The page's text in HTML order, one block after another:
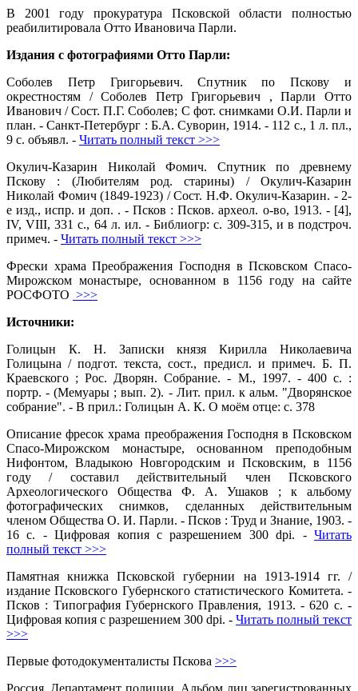
В 2001 году прокуратура Псковской области полностью
реабилитировала Отто Ивановича Парли.
Издания с фотографиями Отто Парли:
Соболев Петр Григорьевич. Спутник по Пскову и
окрестностям / Соболев Петр Григорьевич , Парли Отто
Иванович / Сост. П.Г. Соболев; С фот. снимками О.И. Парли и
план. - Санкт-Петербург : Б.А. Суворин, 1914. - 112 с., 1 л. пл.,
9 с. объявл. - Читать полный текст >>>
Окулич-Казарин Николай Фомич. Спутник по древнему
Пскову : (Любителям род. старины) / Окулич-Казарин
Николай Фомич (1849-1923) / Сост. Н.Ф. Окулич-Казарин. - 2-
е изд., испр. и доп. . - Псков : Псков. археол. о-во, 1913. - [4],
IV, VIII, 331 с., 64 л. ил. - Библиогр: с. 309-315, и в подстроч.
примеч. - Читать полный текст >>>
Фрески храма Преображения Господня в Псковском Спасо-
Мирожском монастыре, основанном в 1156 году на сайте
РОСФОТО >>>
Источники:
Голицын К. Н. Записки князя Кирилла Николаевича
Голицына / подгот. текста, сост., предисл. и примеч. Б. П.
Краевского ; Рос. Дворян. Собрание. - М., 1997. - 400 с. :
портр. - (Мемуары ; вып. 2). - Лит. прил. к альм. "Дворянское
собрание". - В прил.: Голицын А. К. О моём отце: с. 378
Описание фресок храма преображения Господня в Псковском
Спасо-Мирожском монастыре, основанном преподобным
Нифонтом, Владыкою Новгородским и Псковским, в 1156
году / составил действительный член Псковского
Археологического Общества Ф. А. Ушаков ; к альбому
фотографических снимков, сделанных действительным
членом Общества О. И. Парли. - Псков : Труд и Знание, 1903. -
16 с. - Цифровая копия с разрешением 300 dpi. - Читать
полный текст >>>
Памятная книжка Псковской губернии на 1913-1914 гг. /
издание Псковского Губернского статистического Комитета. -
Псков : Типография Губернского Правления, 1913. - 620 с. -
Цифровая копия с разрешением 300 dpi. - Читать полный текст
>>>
Первые фотодокументалисты Пскова >>>